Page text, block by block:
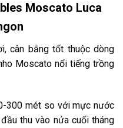
Moscato Luca
cân bằng tốt thuộc dòng
Moscato nổi tiếng trồng
300 mét so với mực nước
thu vào nửa cuối tháng